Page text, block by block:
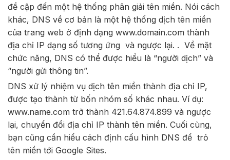
đề cập đến một hệ thống phân giải tên miền. Nói cách
khác, DNS về cơ bản là một hệ thống dịch tên miền
của trang web ở định dạng www.domain.com thành
địa chỉ IP dạng số tương ứng và ngược lại. . Về mặt
chức năng, DNS có thể được hiểu là “người dịch” và
“người gửi thông tin”.
DNS xử lý nhiệm vụ dịch tên miền thành địa chỉ IP,
được tạo thành từ bốn nhóm số khác nhau. Ví dụ:
www.name.com trở thành 421.64.874.899 và ngược
lại, chuyển đổi địa chỉ IP thành tên miền. Cuối cùng,
bạn cũng cần hiểu cách định cấu hình DNS để trỏ
tên miền tới Google Sites.